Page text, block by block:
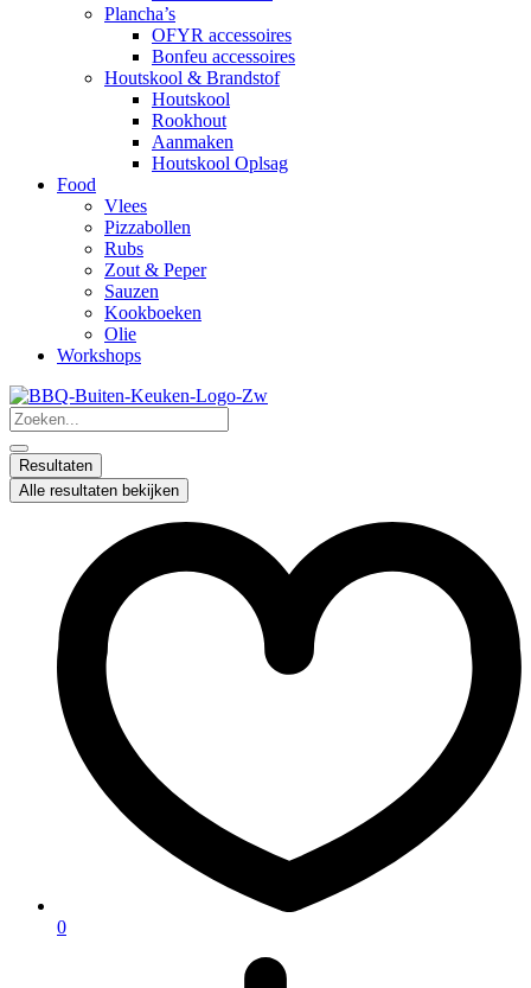
Plancha’s
OFYR accessoires
Bonfeu accessoires
Houtskool & Brandstof
Houtskool
Rookhout
Aanmaken
Houtskool Oplsag
Food
Vlees
Pizzabollen
Rubs
Zout & Peper
Sauzen
Kookboeken
Olie
Workshops
Search
...
Resultaten
Alle resultaten bekijken
0